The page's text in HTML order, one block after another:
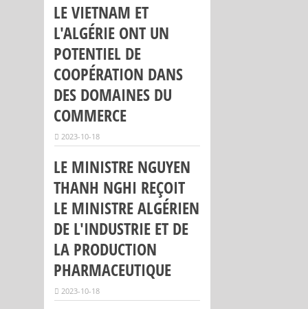
LE VIETNAM ET
L'ALGÉRIE ONT UN
POTENTIEL DE
COOPÉRATION DANS
DES DOMAINES DU
COMMERCE
2023-10-18
LE MINISTRE NGUYEN
THANH NGHI REÇOIT
LE MINISTRE ALGÉRIEN
DE L'INDUSTRIE ET DE
LA PRODUCTION
PHARMACEUTIQUE
2023-10-18